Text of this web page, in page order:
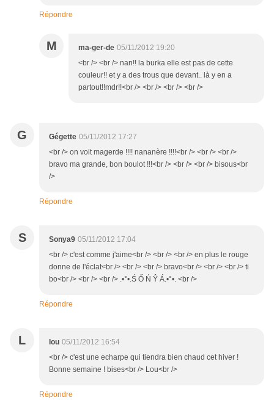
Répondre
M ma-ger-de 05/11/2012 19:20
<br /> <br /> nan!! la burka elle est pas de cette
couleur!! et y a des trous que devant.. là y en a
partout!!mdr!!<br /> <br /> <br /> <br />
G Gégette 05/11/2012 17:27
<br /> on voit magerde !!!! nananère !!!!<br /> <br /> <br />
bravo ma grande, bon boulot !!!<br /> <br /> <br /> bisous<br
/>
Répondre
S Sonya9 05/11/2012 17:04
<br /> c'est comme j'aime<br /> <br /> <br /> en plus le rouge
donne de l'éclat<br /> <br /> <br /> bravo<br /> <br /> <br /> ti
bo<br /> <br /> <br /> .•°•.Ś Ő Ń Ŷ Á.•°•. <br />
Répondre
L lou 05/11/2012 16:54
<br /> c'est une echarpe qui tiendra bien chaud cet hiver !
Bonne semaine ! bises<br /> Lou<br />
Répondre